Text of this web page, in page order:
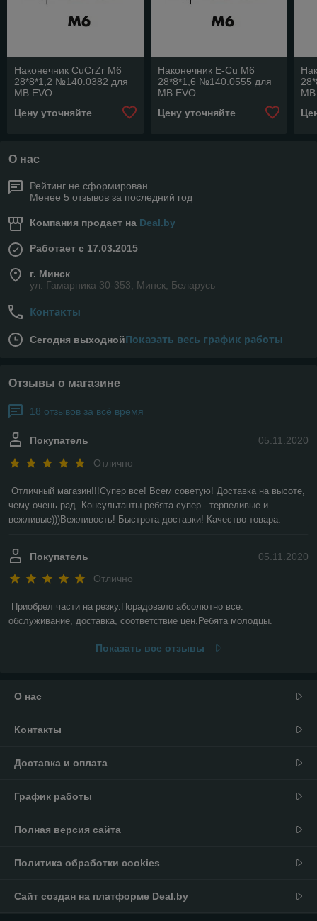
Наконечник CuCrZr M6
28*8*1,2 №140.0382 для
MB EVO
240D/401D/501D/401//500
Цену уточняйте
Наконечник E-Cu M6
28*8*1,6 №140.0555 для
MB EVO
Цену уточняйте
О нас
Рейтинг не сформирован
Менее 5 отзывов за последний год
Компания продает на Deal.by
Работает с 17.03.2015
г. Минск
ул. Гамарника 30-353, Минск, Беларусь
Контакты
Сегодня выходнойПоказать весь график работы
Отзывы о магазине
18 отзывов за всё время
05.11.2020
Покупатель
Отлично
Отличный магазин!!!Супер все! Всем советую! Доставка на высоте,
чему очень рад. Консультанты ребята супер - терпеливые и
вежливые)))Вежливость! Быстрота доставки! Качество товара.
05.11.2020
Покупатель
Отлично
Приобрел части на резку.Порадовало абсолютно все:
обслуживание, доставка, соответствие цен.Ребята молодцы.
Показать все отзывы
О нас
Контакты
Доставка и оплата
График работы
Полная версия сайта
Политика обработки cookies
Сайт создан на платформе Deal.by